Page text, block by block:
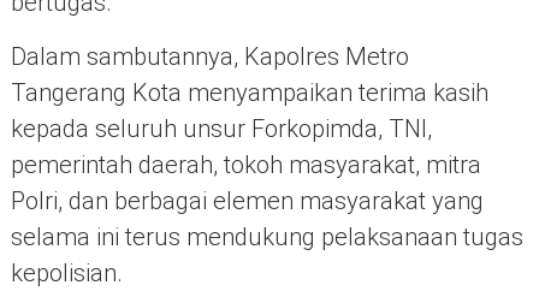
Dalam sambutannya, Kapolres Metro
Tangerang Kota menyampaikan terima kasih
kepada seluruh unsur Forkopimda, TNI,
pemerintah daerah, tokoh masyarakat, mitra
Polri, dan berbagai elemen masyarakat yang
selama ini terus mendukung pelaksanaan tugas
kepolisian.